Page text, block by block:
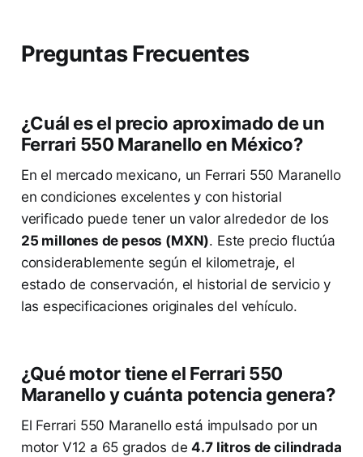
Preguntas Frecuentes
¿Cuál es el precio aproximado de un
Ferrari 550 Maranello en México?
En el mercado mexicano, un Ferrari 550 Maranello
en condiciones excelentes y con historial
verificado puede tener un valor alrededor de los
25 millones de pesos (MXN). Este precio fluctúa
considerablemente según el kilometraje, el
estado de conservación, el historial de servicio y
las especificaciones originales del vehículo.
¿Qué motor tiene el Ferrari 550
Maranello y cuánta potencia genera?
El Ferrari 550 Maranello está impulsado por un
motor V12 a 65 grados de4.7 litros de cilindrada